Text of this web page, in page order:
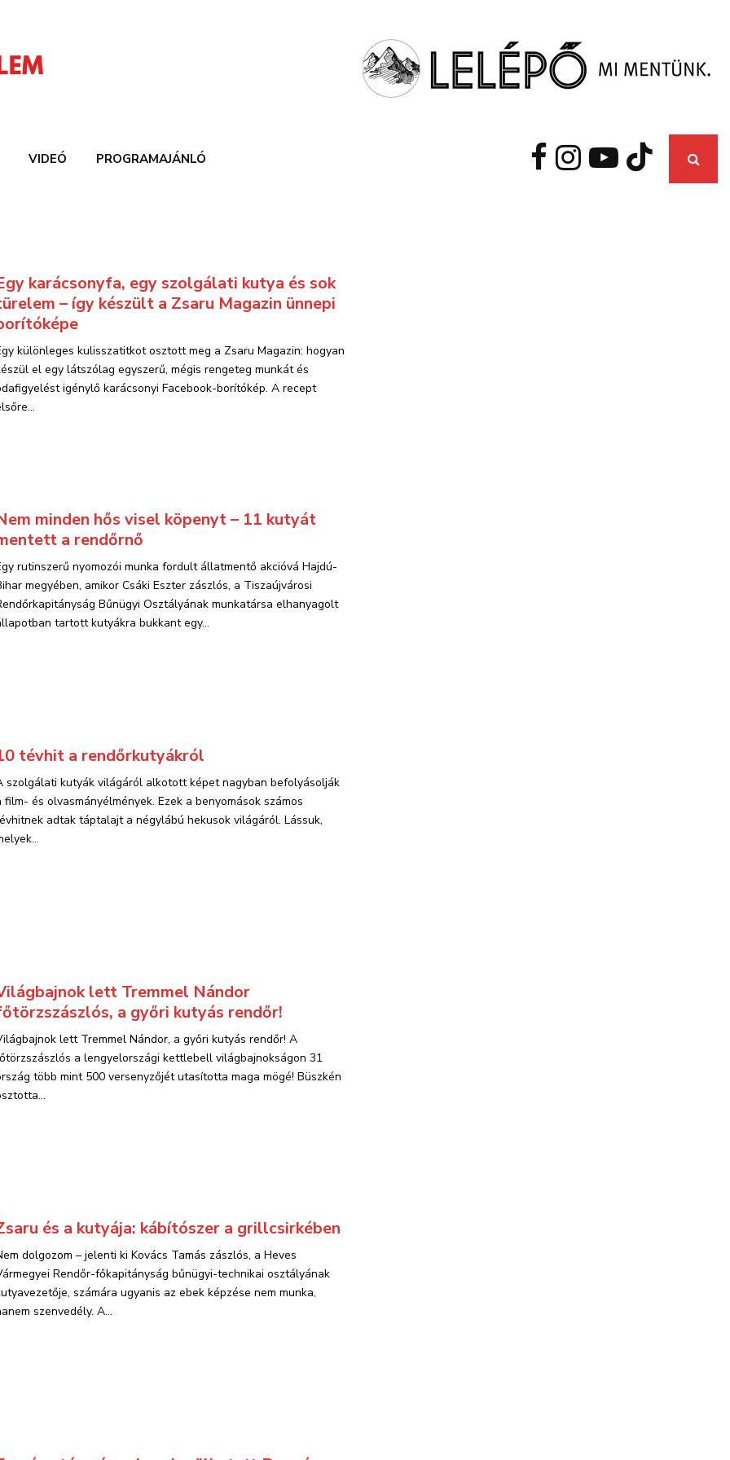
VIDEÓ PROGRAMAJÁNLÓ
karácsonyfa, egy szolgálati kutya és sok
– így készült a Zsaru Magazin ünnepi
különleges kulisszatitkot osztott meg a Zsaru Magazin: hogyan
el egy látszólag egyszerű, mégis rengeteg munkát és
igénylő karácsonyi Facebook-borítókép. A recept
minden hős visel köpenyt – 11 kutyát
a rendőrnő
rutinszerű nyomozói munka fordult állatmentő akcióvá Hajdú-
megyében, amikor Csáki Eszter zászlós, a Tiszaújvárosi
Bűnügyi Osztályának munkatársa elhanyagolt
tartott kutyákra bukkant egy...
tévhit a rendőrkutyákról
szolgálati kutyák világáról alkotott képet nagyban befolyásolják
film- és olvasmányélmények. Ezek a benyomások számos
adtak táptalajt a négylábú hekusok világáról. Lássuk,
lett Tremmel Nándor
a győri kutyás rendőr!
lett Tremmel Nándor, a győri kutyás rendőr! A
a lengyelországi kettlebell világbajnokságon 31
több mint 500 versenyzőjét utasította maga mögé! Büszkén
és a kutyája: kábítószer a grillcsirkében
dolgozom – jelenti ki Kovács Tamás zászlós, a Heves
Rendőr-főkapitányság bűnügyi-technikai osztályának
számára ugyanis az ebek képzése nem munka,
szenvedély. A...